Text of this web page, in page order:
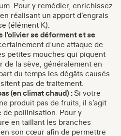
Pour y remédier, enrichissez
réalisant un apport d’engrais
(élément K).
l’olivier se déforment et se
d’une attaque de
petites mouches qui piquent
de la sève, généralement en
du temps les dégâts causés
pas de traitement.
(en climat chaud) :Si votre
produit pas de fruits, il s’agit
de pollinisation. Pour y
en taillant les branches
son cœur afin de permettre